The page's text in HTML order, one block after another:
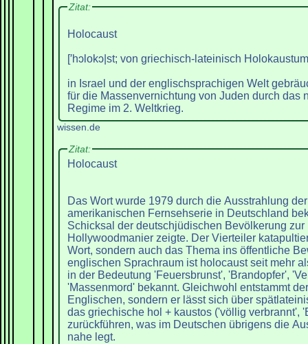
Zitat:
Holocaust
[′hɔlokɔ|st; von griechisch-lateinisch
in Israel und der englischsprachigen Welt
für die Massenvernichtung von Juden durch das
Regime im 2. Weltkrieg.
wissen.de
Zitat:
Holocaust
Das Wort wurde 1979 durch die Ausstrahlung
amerikanischen Fernsehserie in Deutschland
Schicksal der deutschjüdischen Bevölkerung
Hollywoodmanier zeigte. Der Vierteiler
Wort, sondern auch das Thema ins öffentliche
englischen Sprachraum ist holocaust seit mehr
in der Bedeutung 'Feuersbrunst', 'Brandopfer',
'Massenmord' bekannt. Gleichwohl entstammt
Englischen, sondern er lässt sich über
das griechische hol + kaustos ('völlig verbrannt',
zurückführen, was im Deutschen übrigens die
nahe legt.